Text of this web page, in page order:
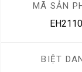
MÃ SẢN
EH2110
BIỆT